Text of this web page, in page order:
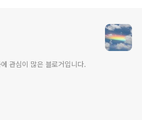
관심이 많은 블로거입니다.